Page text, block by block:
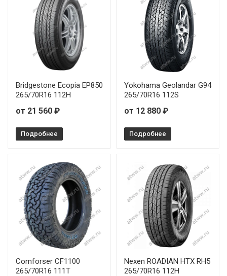
Bridgestone Ecopia EP850
265/70R16 112H
от 21 560 ₽
Подробнее
Yokohama Geolandar G94
265/70R16 112S
от 12 880 ₽
Подробнее
Comforser CF1100
265/70R16 111T
Nexen ROADIAN HTX RH5
265/70R16 112H